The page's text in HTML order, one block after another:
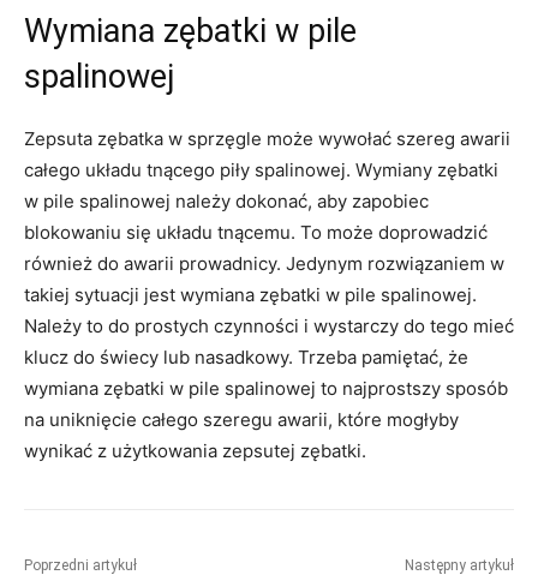
Wymiana zębatki w pile
spalinowej
Zepsuta zębatka w sprzęgle może wywołać szereg awarii
całego układu tnącego piły spalinowej. Wymiany zębatki
w pile spalinowej należy dokonać, aby zapobiec
blokowaniu się układu tnącemu. To może doprowadzić
również do awarii prowadnicy. Jedynym rozwiązaniem w
takiej sytuacji jest wymiana zębatki w pile spalinowej.
Należy to do prostych czynności i wystarczy do tego mieć
klucz do świecy lub nasadkowy. Trzeba pamiętać, że
wymiana zębatki w pile spalinowej to najprostszy sposób
na uniknięcie całego szeregu awarii, które mogłyby
wynikać z użytkowania zepsutej zębatki.
Poprzedni artykuł Następny artykuł